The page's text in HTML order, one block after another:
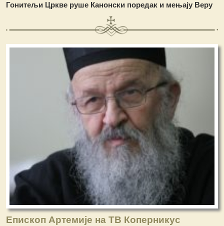
Гонитељи Цркве руше Канонски поредак и мењају Веру
Епископ Артемије на ТВ Коперникус